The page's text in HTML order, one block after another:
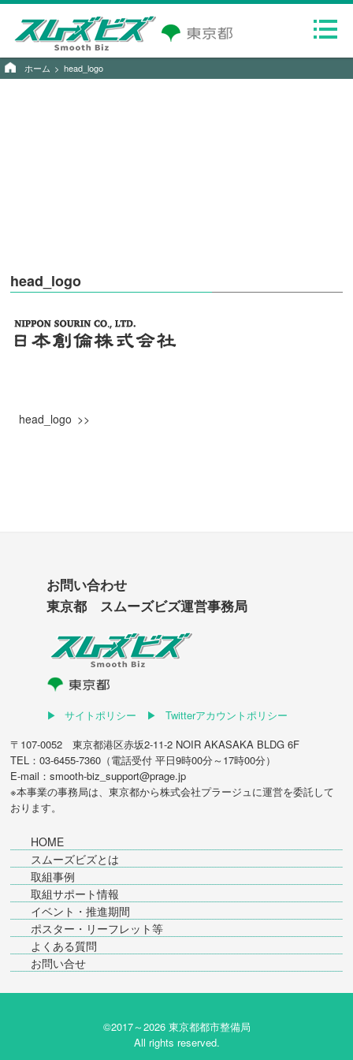
ホーム head_logo
head_logo
head_logo
お問い合わせ
東京都 スムーズビズ運営事務局
サイトポリシー
Twitterアカウントポリシー
〒107-0052 東京都港区赤坂2-11-2 NOIR AKASAKA BLDG 6F
TEL：03-6455-7360（電話受付 平日9時00分～17時00分）
E-mail：smooth-biz_support@prage.jp
※本事業の事務局は、東京都から株式会社プラージュに運営を委託して
おります。
HOME
スムーズビズとは
取組事例
取組サポート情報
イベント・推進期間
ポスター・リーフレット等
よくある質問
お問い合せ
©2017～2026 東京都都市整備局
All rights reserved.